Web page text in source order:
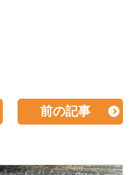
前の記事